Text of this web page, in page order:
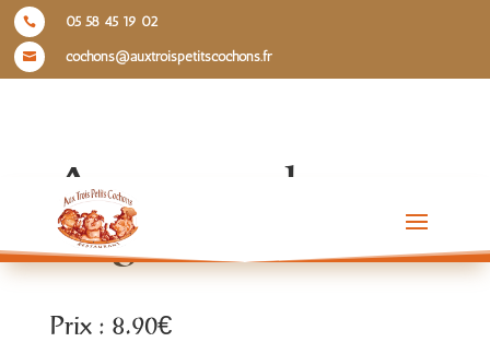
 05 58 45 19 02
 cochons@auxtroispetitscochons.fr
Armagnac hors
d’âge (6cl)
Prix : 8.90€